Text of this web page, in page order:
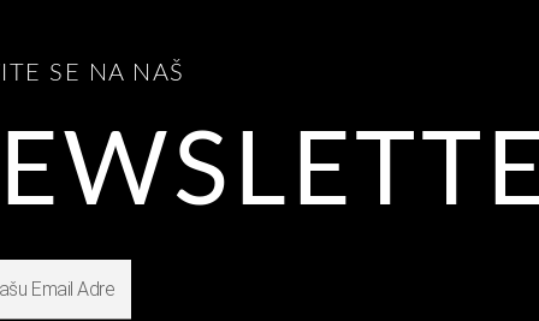
SE NA NAŠ